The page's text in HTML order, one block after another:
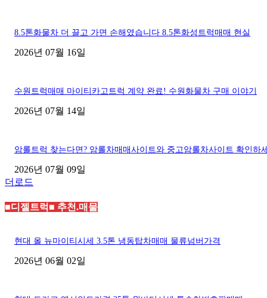
8.5톤화물차 더 끌고 가면 손해였습니다 8.5톤화성트럭매매 현실
2026년 07월 16일
수원트럭매매 마이티카고트럭 계약 완료! 수원화물차 구매 이야기
2026년 07월 14일
암롤트럭 찾는다면? 암롤차매매사이트와 중고암롤차사이트 확인하
2026년 07월 09일
더로드
■디젤트럭■ 추천.매물
현대 올 뉴마이티시세 3.5톤 냉동탑차매매 물류넘버가격
2026년 06월 02일